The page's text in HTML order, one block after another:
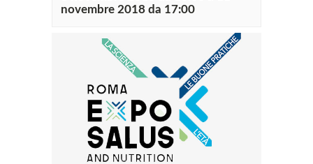
novembre 2018 da 17:00